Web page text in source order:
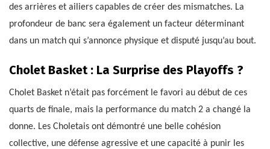
des arrières et ailiers capables de créer des mismatches. La
profondeur de banc sera également un facteur déterminant
dans un match qui s’annonce physique et disputé jusqu’au bout.
Cholet Basket : La Surprise des Playoffs ?
Cholet Basket n’était pas forcément le favori au début de ces
quarts de finale, mais la performance du match 2 a changé la
donne. Les Choletais ont démontré une belle cohésion
collective, une défense agressive et une capacité à punir les